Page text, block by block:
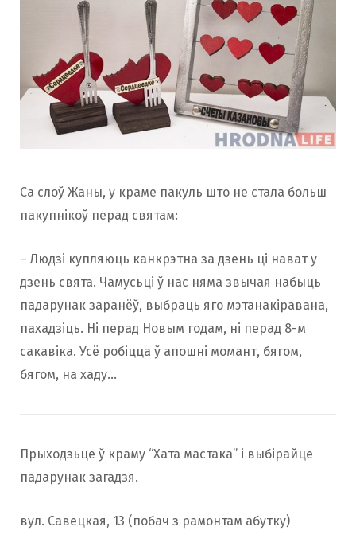
Са слоў Жаны, у краме пакуль што не стала больш
пакупнікоў перад святам:
– Людзі купляюць канкрэтна за дзень ці нават у
дзень свята. Чамусьці ў нас няма звычая набыць
падарунак заранёў, выбраць яго мэтанакіравана,
пахадзіць. Ні перад Новым годам, ні перад 8-м
сакавіка. Усё робіцца ў апошні момант, бягом,
бягом, на хаду…
Прыходзьце ў краму “Хата мастака” і выбірайце
падарунак загадзя.
вул. Савецкая, 13 (побач з рамонтам абутку)